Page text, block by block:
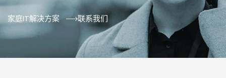
家庭IT解决方案 联系我们